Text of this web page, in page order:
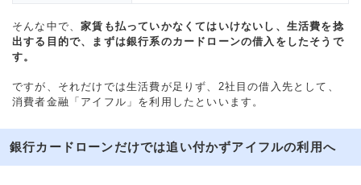
そんな中で、家賃も払っていかなくてはいけないし、生活費を捻
出する目的で、まずは銀行系のカードローンの借入をしたそうで
す。
ですが、それだけでは生活費が足りず、2社目の借入先として、
消費者金融「アイフル」を利用したといいます。
銀行カードローンだけでは追い付かずアイフルの利用へ